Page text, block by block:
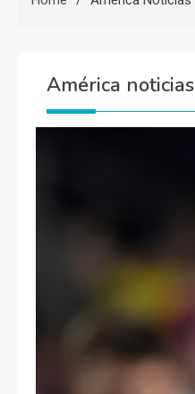
América noticias